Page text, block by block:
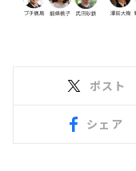
ポスト
シェア